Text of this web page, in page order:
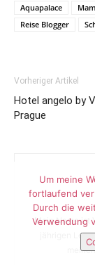
Aquapalace
Reise Blogger
Vorheriger Artikel
Hotel angelo by
Prague
Mein Name ist
jährigen
Um meine
fortlaufend
Durch die
Verwendung